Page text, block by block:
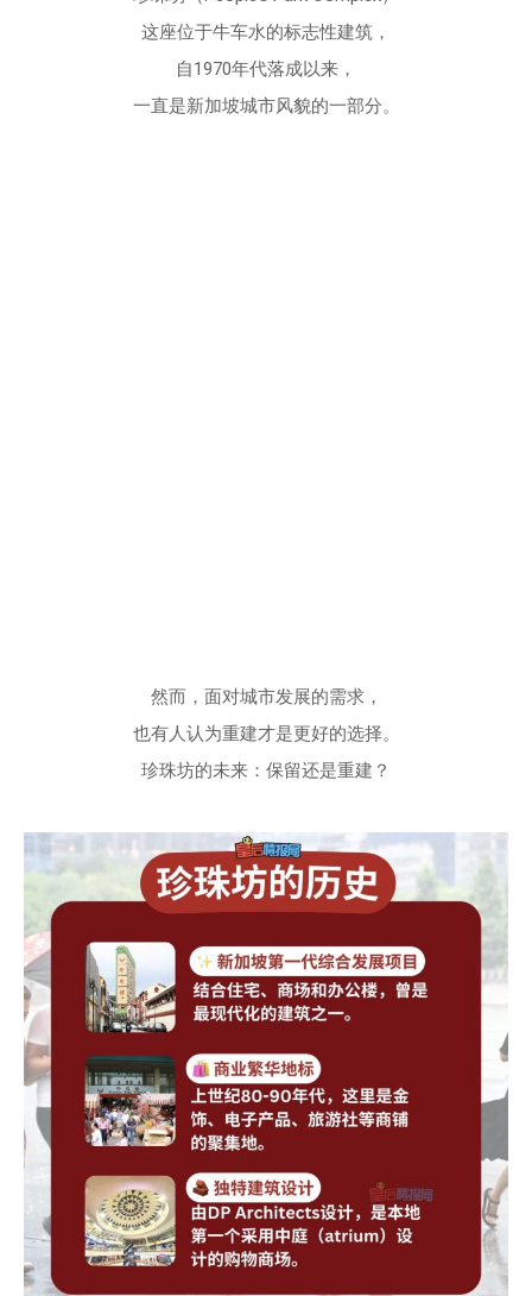
这座位于牛车水的标志性建筑，
自1970年代落成以来，
一直是新加坡城市风貌的一部分。
然而，面对城市发展的需求，
也有人认为重建才是更好的选择。
珍珠坊的未来：保留还是重建？